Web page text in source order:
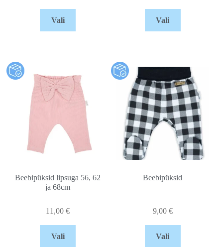
Vali Vali
Beebipüksid lipsuga 56, 62
ja 68cm
11,00€
Vali
Beebipüksid
9,00 €
Vali